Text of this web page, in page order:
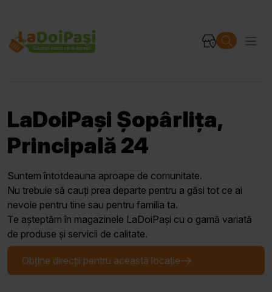
LaDoiPași Șopârlița,
Principală 24
Suntem întotdeauna aproape de comunitate.
Nu trebuie să cauți prea departe pentru a găsi tot ce ai
nevoie pentru tine sau pentru familia ta.
Te așteptăm în magazinele LaDoiPași cu o gamă variată
de produse și servicii de calitate.
Obține direcții pentru această locație